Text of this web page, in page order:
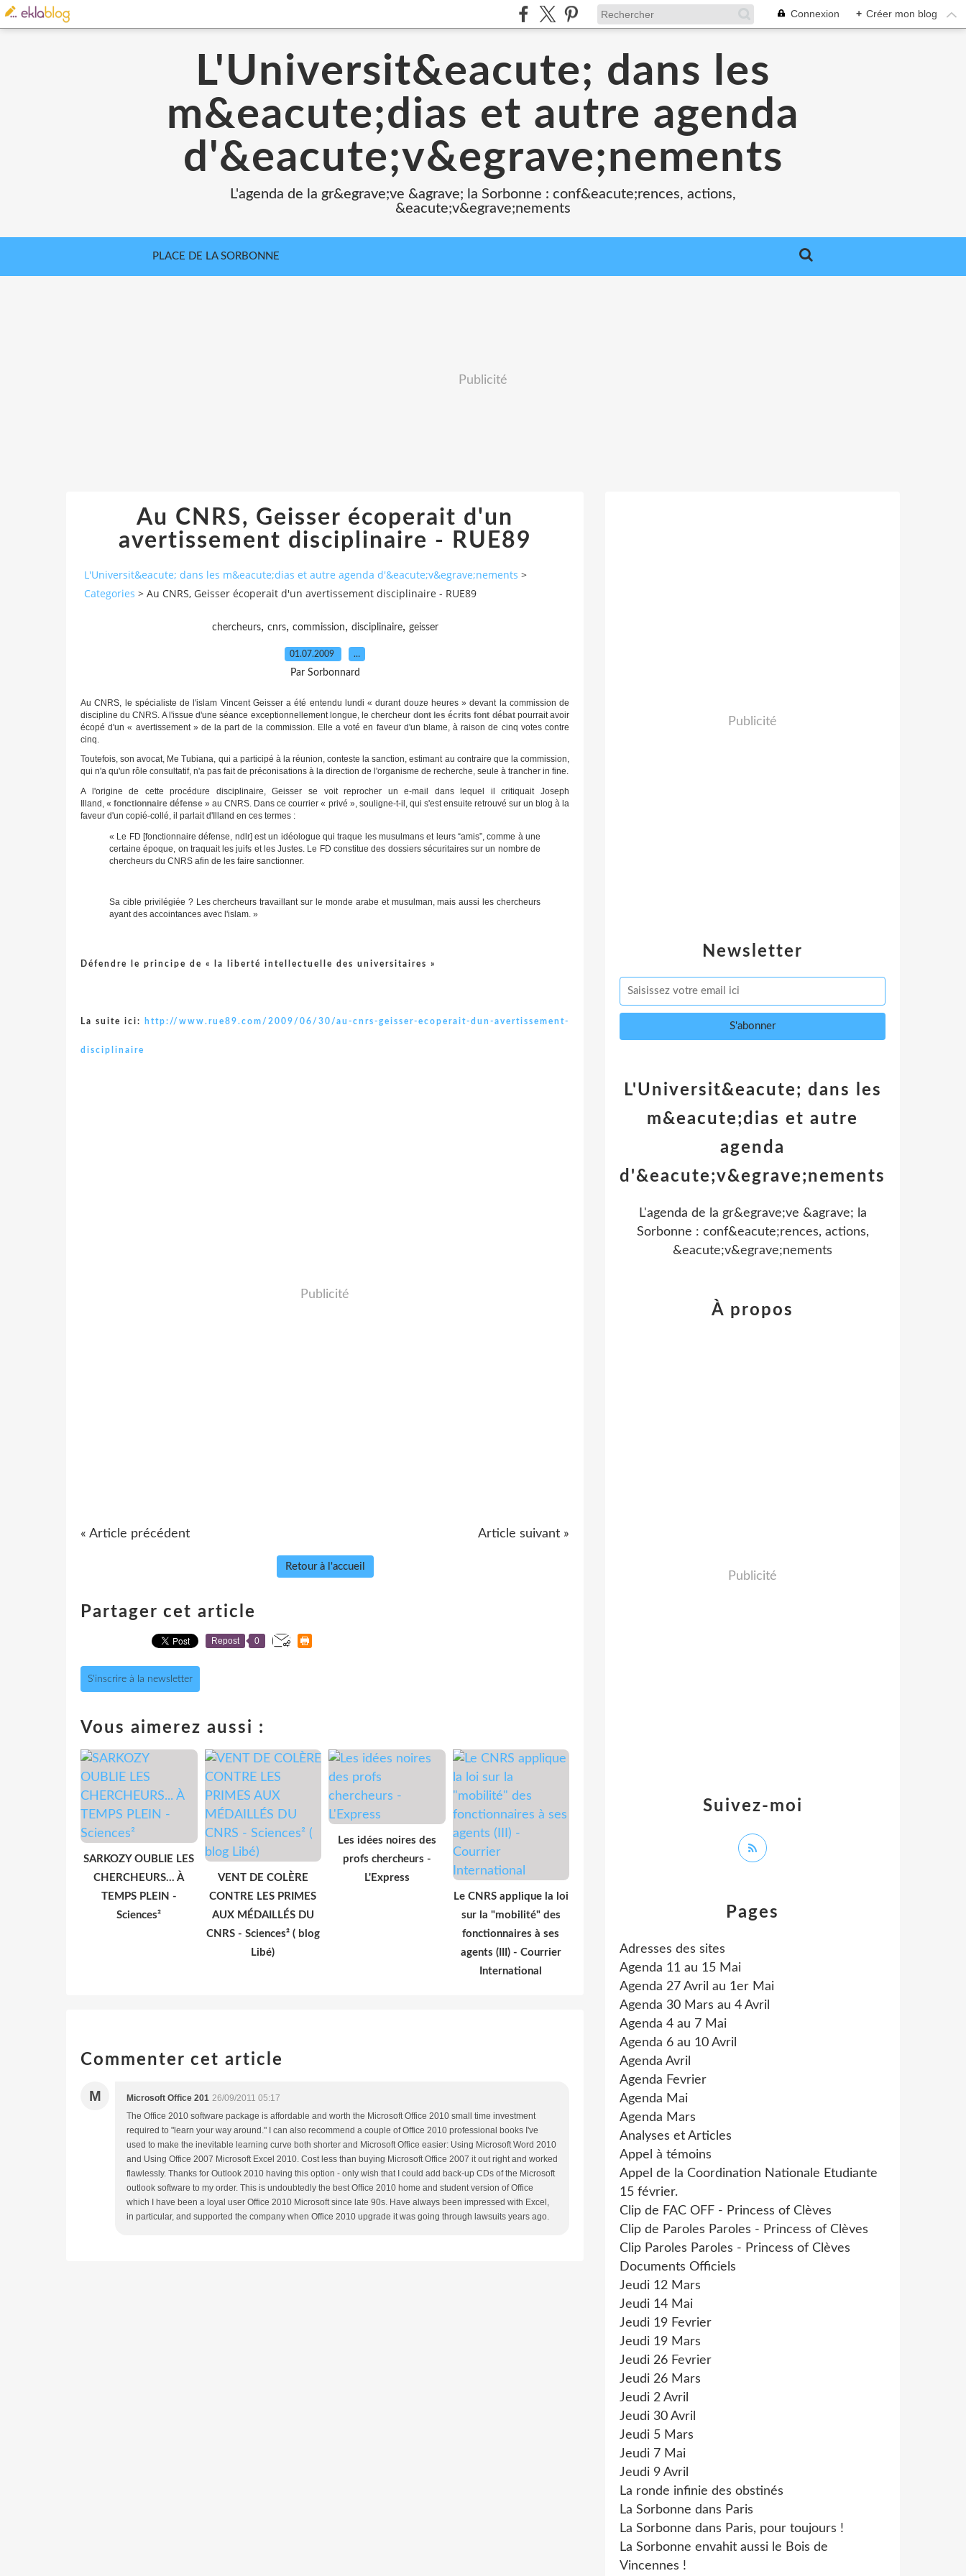
Connexion + Créer mon blog
L'Universit&eacute; dans les
m&eacute;dias et autre agenda
d'&eacute;v&egrave;nements
L'agenda de la gr&egrave;ve &agrave; la Sorbonne : conf&eacute;rences, actions,
&eacute;v&egrave;nements
PLACE DE LA SORBONNE
Publicité
Au CNRS, Geisser écoperait d'un
avertissement disciplinaire - RUE89
L'Universit&eacute; dans les m&eacute;dias et autre agenda d'&eacute;v&egrave;nements >
Categories > Au CNRS, Geisser écoperait d'un avertissement disciplinaire - RUE89
chercheurs, cnrs, commission, disciplinaire, geisser
01.07.2009 …
Par Sorbonnard
Au CNRS, le spécialiste de l'islam Vincent Geisser a été entendu lundi « durant douze heures » devant la commission de
discipline du CNRS. A l'issue d'une séance exceptionnellement longue, le chercheur dont les écrits font débatpourrait avoir
écopé d'un « avertissement » de la part de la commission. Elle a voté en faveur d'un blame, à raison de cinq votes contre
cinq.
Toutefois, son avocat, Me Tubiana, qui a participé à la réunion, conteste la sanction, estimant au contraire que la commission,
qui n'a qu'un rôle consultatif, n'a pas fait de préconisations à la direction de l'organisme de recherche, seule à trancher in fine.
A l'origine de cette procédure disciplinaire, Geisser se voit reprocher un e-mail dans lequel il critiquait Joseph
Illand,« fonctionnaire défense » au CNRS. Dans ce courrier « privé », souligne-t-il, qui s'est ensuite retrouvé sur un blog à la
faveur d'un copié-collé, il parlait d'Illand en ces termes :
« Le FD [fonctionnaire défense, ndlr] est un idéologue qui traque les musulmans et leurs “amis”, comme à une
certaine époque, on traquait les juifs et les Justes. Le FD constitue des dossiers sécuritaires sur un nombre de
chercheurs du CNRS afin de les faire sanctionner.
Sa cible privilégiée ? Les chercheurs travaillant sur le monde arabe et musulman, mais aussi les chercheurs
ayant des accointances avec l'islam. »
Défendre le principe de « la liberté intellectuelle des universitaires »
La suite ici: http://www.rue89.com/2009/06/30/au-cnrs-geisser-ecoperait-dun-avertissement-
disciplinaire
Publicité
« Article précédent Article suivant »
Retour à l'accueil
Partager cet article
Repost 0
S'inscrire à la newsletter
Vous aimerez aussi :
SARKOZY OUBLIE LES
CHERCHEURS... À
TEMPS PLEIN -
Sciences²
VENT DE COLÈRE
CONTRE LES PRIMES
AUX MÉDAILLÉS DU
CNRS - Sciences² ( blog
Libé)
Les idées noires des
profs chercheurs -
L'Express
Le CNRS applique la loi
sur la "mobilité" des
fonctionnaires à ses
agents (III) - Courrier
International
Commenter cet article
M Microsoft Office 201 26/09/2011 05:17
The Office 2010 software package is affordable and worth the Microsoft Office 2010 small time investment
required to "learn your way around." I can also recommend a couple of Office 2010 professional books I've
used to make the inevitable learning curve both shorter and Microsoft Office easier: Using Microsoft Word 2010
and Using Office 2007 Microsoft Excel 2010. Cost less than buying Microsoft Office 2007 it out right and worked
flawlessly. Thanks for Outlook 2010 having this option - only wish that I could add back-up CDs of the Microsoft
outlook software to my order. This is undoubtedly the best Office 2010 home and student version of Office
which I have been a loyal user Office 2010 Microsoft since late 90s. Have always been impressed with Excel,
in particular, and supported the company when Office 2010 upgrade it was going through lawsuits years ago.
Newsletter
Publicité
Pages
Adresses des sites
Agenda 11 au 15 Mai
Agenda 27 Avril au 1er Mai
Agenda 30 Mars au 4 Avril
Agenda 4 au 7 Mai
Agenda 6 au 10 Avril
Agenda Avril
Agenda Fevrier
Agenda Mai
Agenda Mars
Analyses et Articles
Appel à témoins
Appel de la Coordination Nationale Etudiante
15 février.
Clip de FAC OFF - Princess of Clèves
Clip de Paroles Paroles - Princess of Clèves
Clip Paroles Paroles - Princess of Clèves
Documents Officiels
Jeudi 12 Mars
Jeudi 14 Mai
Jeudi 19 Fevrier
Jeudi 19 Mars
Jeudi 26 Fevrier
Jeudi 26 Mars
Jeudi 2 Avril
Jeudi 30 Avril
Jeudi 5 Mars
Jeudi 7 Mai
Jeudi 9 Avril
La ronde infinie des obstinés
La Sorbonne dans Paris
La Sorbonne dans Paris, pour toujours !
La Sorbonne envahit aussi le Bois de
Vincennes !
L'Universit&eacute; dans les
m&eacute;dias et autre
agenda
d'&eacute;v&egrave;nements
L'agenda de la gr&egrave;ve &agrave; la
Sorbonne : conf&eacute;rences, actions,
&eacute;v&egrave;nements
Suivez-moi
À propos
Publicité